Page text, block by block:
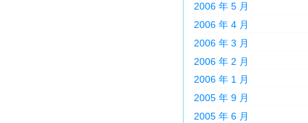
2006 年 5 月
2006 年 4 月
2006 年 3 月
2006 年 2 月
2006 年 1 月
2005 年 9 月
2005 年 6 月